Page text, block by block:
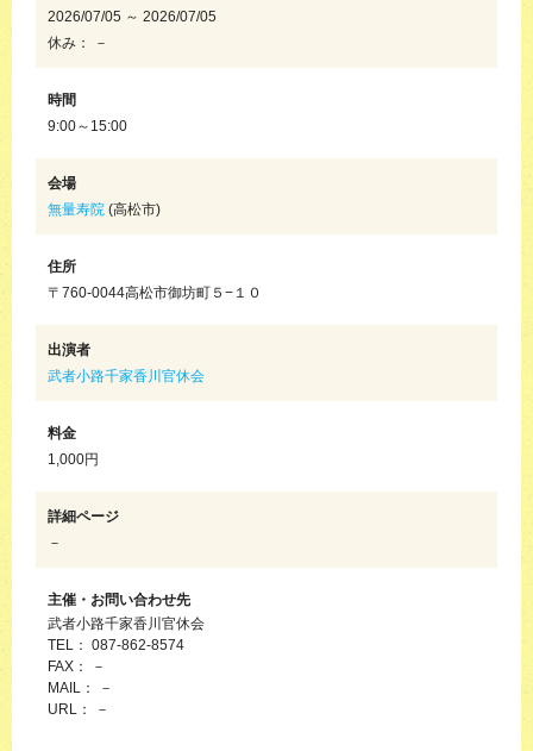
2026/07/05 ～ 2026/07/05
休み： －
時間
9:00～15:00
会場
無量寿院 (高松市)
住所
〒760-0044高松市御坊町５−１０
出演者
武者小路千家香川官休会
料金
1,000円
詳細ページ
－
主催・お問い合わせ先
武者小路千家香川官休会
TEL： 087-862-8574
FAX： －
MAIL： －
URL： －